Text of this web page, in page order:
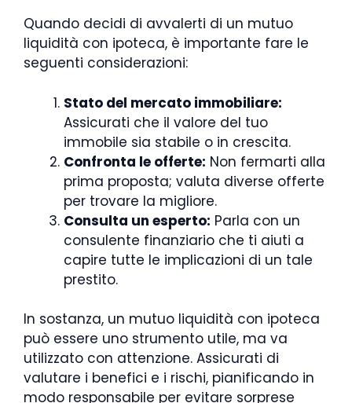
Quando decidi di avvalerti di un mutuo
liquidità con ipoteca, è importante fare le
seguenti considerazioni:
Stato del mercato immobiliare:
Assicurati che il valore del tuo
immobile sia stabile o in crescita.
Confronta le offerte: Non fermarti alla
prima proposta; valuta diverse offerte
per trovare la migliore.
Consulta un esperto: Parla con un
consulente finanziario che ti aiuti a
capire tutte le implicazioni di un tale
prestito.
In sostanza, un mutuo liquidità con ipoteca
può essere uno strumento utile, ma va
utilizzato con attenzione. Assicurati di
valutare i benefici e i rischi, pianificando in
modo responsabile per evitare sorprese